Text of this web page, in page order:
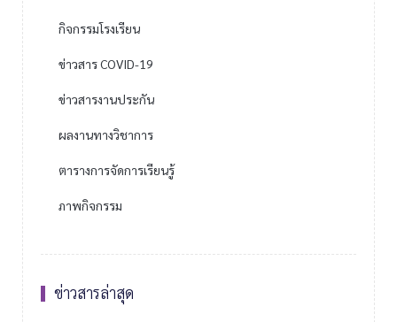
กิจกรรมโรงเรียน
ข่าวสาร COVID-19
ข่าวสารงานประกัน
ผลงานทางวิชาการ
ตารางการจัดการเรียนรู้
ภาพกิจกรรม
ข่าวสารล่าสุด